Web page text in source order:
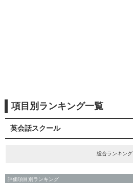
項目別ランキング一覧
英会話スクール
総合ランキング
評価項目別ランキング